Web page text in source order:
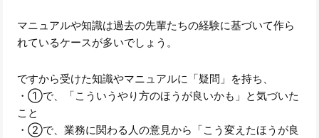
マニュアルや知識は過去の先輩たちの経験に基づいて作ら
れているケースが多いでしょう。
ですから受けた知識やマニュアルに「疑問」を持ち、
・①で、「こういうやり方のほうが良いかも」と気づいた
こと
・②で、業務に関わる人の意見から「こう変えたほうが良